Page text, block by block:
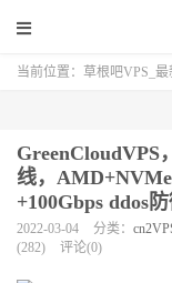
当前位置： 草根吧VPS_
GreenCloudVPS
线，
+100Gbps ddos
2022-03-04 分类：
(282)
评论(0)